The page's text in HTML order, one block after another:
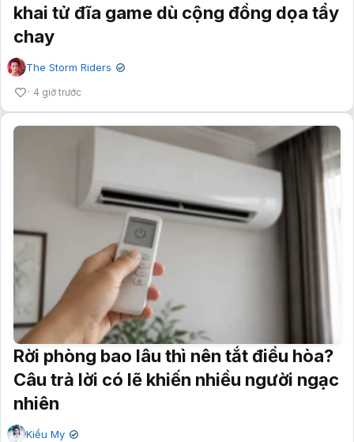
khai tử đĩa game dù cộng đồng dọa tẩy
chay
The Storm Riders ✔
4 giờ trước
Rời phòng bao lâu thì nên tắt điều hòa?
Câu trả lời có lẽ khiến nhiều người ngạc
nhiên
Kiều My ✔